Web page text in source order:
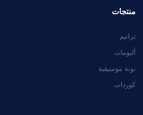
منتجات
ترانيم
ألبومات
نوتة موسيقية
كوردات